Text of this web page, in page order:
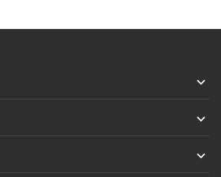


